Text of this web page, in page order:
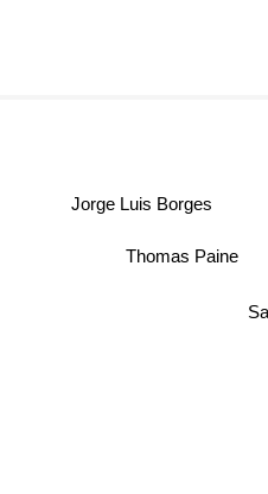
Thomas Paine
Jorge Luis Borges